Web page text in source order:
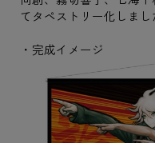
てタペストリー化しまし
・完成イメージ